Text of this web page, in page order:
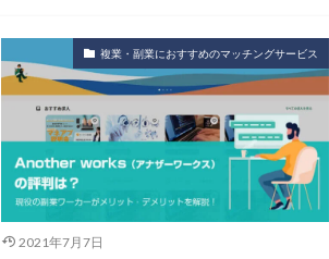
複業・副業におすすめのマッチングサービス
2021年7月7日